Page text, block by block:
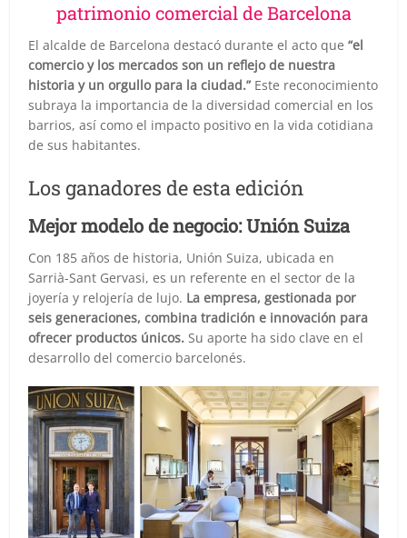
patrimonio comercial de Barcelona
El alcalde de Barcelona destacó durante el acto que“el
comercio y los mercados son un reflejo de nuestra
historia y un orgullo para la ciudad.” Este reconocimiento
subraya la importancia de la diversidad comercial en los
barrios, así como el impacto positivo en la vida cotidiana
de sus habitantes.
Los ganadores de esta edición
Mejor modelo de negocio: Unión Suiza
Con 185 años de historia, Unión Suiza, ubicada en
Sarrià-Sant Gervasi, es un referente en el sector de la
joyería y relojería de lujo. La empresa, gestionada por
seis generaciones, combina tradición e innovación para
ofrecer productos únicos. Su aporte ha sido clave en el
desarrollo del comercio barcelonés.